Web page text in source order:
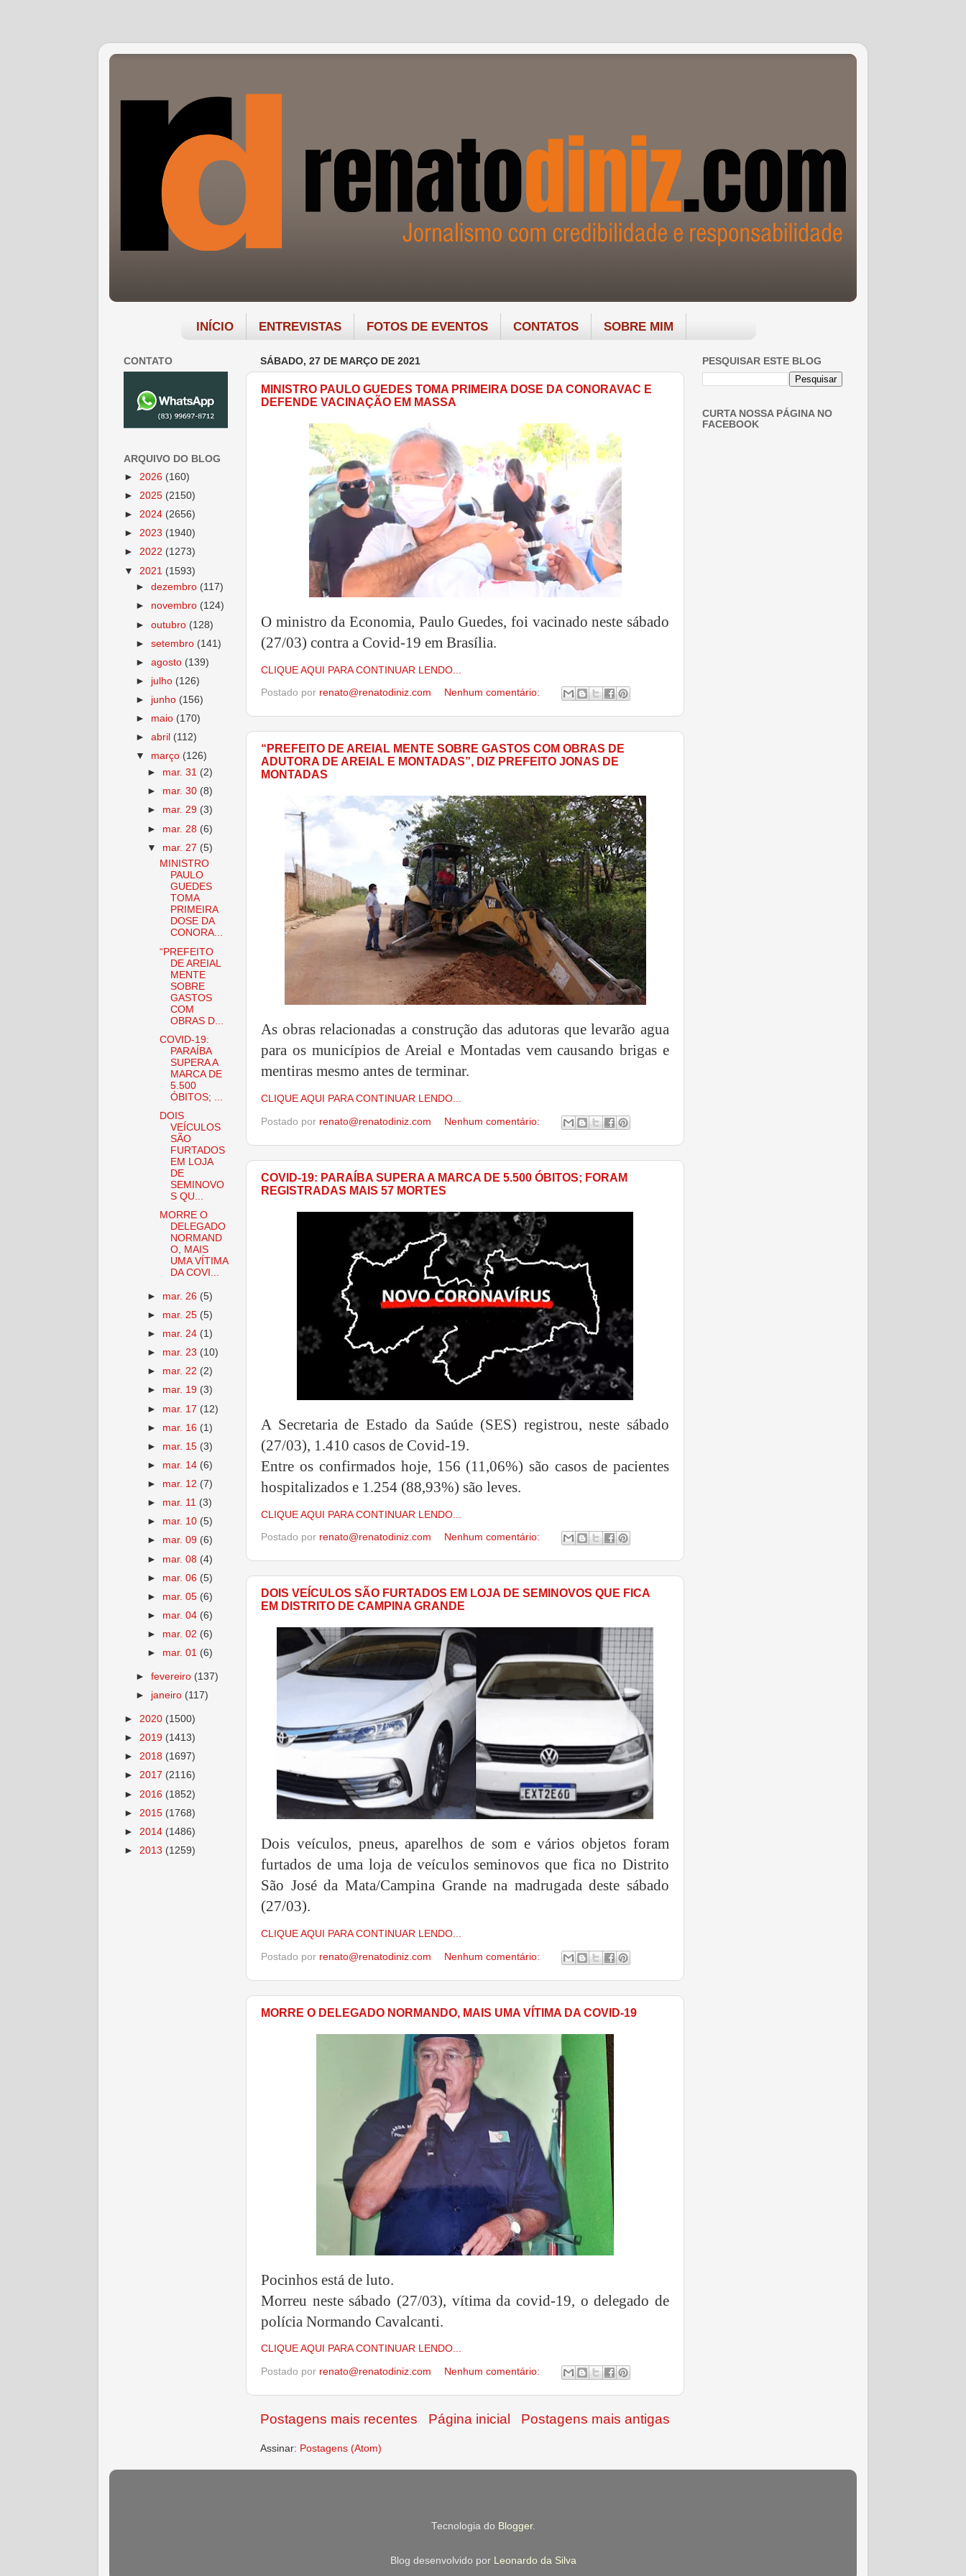
INÍCIO ENTREVISTAS FOTOS DE EVENTOS CONTATOS SOBRE MIM
SÁBADO, 27 DE MARÇO DE 2021
MINISTRO PAULO GUEDES TOMA PRIMEIRA DOSE DA CONORAVAC E
DEFENDE VACINAÇÃO EM MASSA
O ministro da Economia, Paulo Guedes, foi vacinado neste sábado
(27/03) contra a Covid-19 em Brasília.
CLIQUE AQUI PARA CONTINUAR LENDO...
Postado por renato@renatodiniz.com Nenhum comentário:
“PREFEITO DE AREIAL MENTE SOBRE GASTOS COM OBRAS DE
ADUTORA DE AREIAL E MONTADAS”, DIZ PREFEITO JONAS DE
MONTADAS
As obras relacionadas a construção das adutoras que levarão agua
para os municípios de Areial e Montadas vem causando brigas e
mentiras mesmo antes de terminar.
CLIQUE AQUI PARA CONTINUAR LENDO...
Postado por renato@renatodiniz.com Nenhum comentário:
COVID-19: PARAÍBA SUPERA A MARCA DE 5.500 ÓBITOS; FORAM
REGISTRADAS MAIS 57 MORTES
A Secretaria de Estado da Saúde (SES) registrou, neste sábado
(27/03), 1.410 casos de Covid-19.
Entre os confirmados hoje, 156 (11,06%) são casos de pacientes
hospitalizados e 1.254 (88,93%) são leves.
CLIQUE AQUI PARA CONTINUAR LENDO...
Postado por renato@renatodiniz.com Nenhum comentário:
DOIS VEÍCULOS SÃO FURTADOS EM LOJA DE SEMINOVOS QUE FICA
EM DISTRITO DE CAMPINA GRANDE
Dois veículos, pneus, aparelhos de som e vários objetos foram
furtados de uma loja de veículos seminovos que fica no Distrito
São José da Mata/Campina Grande na madrugada deste sábado
(27/03).
CLIQUE AQUI PARA CONTINUAR LENDO...
Postado por renato@renatodiniz.com Nenhum comentário:
MORRE O DELEGADO NORMANDO, MAIS UMA VÍTIMA DA COVID-19
Pocinhos está de luto.
Morreu neste sábado (27/03), vítima da covid-19, o delegado de
polícia Normando Cavalcanti.
CLIQUE AQUI PARA CONTINUAR LENDO...
Postado por renato@renatodiniz.com Nenhum comentário:
Postagens mais recentes Postagens mais antigas
Página inicial
Assinar: Postagens (Atom)
CONTATO
ARQUIVO DO BLOG
► 2026 (160)
► 2025 (2150)
► 2024 (2656)
► 2023 (1940)
► 2022 (1273)
▼ 2021 (1593)
►dezembro (117)
► novembro (124)
►outubro (128)
►setembro (141)
►agosto (139)
► julho (126)
► junho (156)
► maio (170)
►abril (112)
▼ março (126)
► mar. 31 (2)
► mar. 30 (8)
► mar. 29 (3)
► mar. 28 (6)
▼ mar. 27 (5)
MINISTRO
PAULO
GUEDES
TOMA
PRIMEIRA
DOSE DA
CONORA...
“PREFEITO
DE AREIAL
MENTE
SOBRE
GASTOS
COM
OBRAS D...
COVID-19:
PARAÍBA
SUPERA A
MARCA DE
5.500
ÓBITOS; ...
DOIS
VEÍCULOS
SÃO
FURTADOS
EM LOJA
DE
SEMINOVO
S QU...
MORRE O
DELEGADO
NORMAND
O, MAIS
UMA VÍTIMA
DA COVI...
► mar. 26 (5)
► mar. 25 (5)
► mar. 24 (1)
► mar. 23 (10)
► mar. 22 (2)
► mar. 19 (3)
► mar. 17 (12)
► mar. 16 (1)
► mar. 15 (3)
► mar. 14 (6)
► mar. 12 (7)
► mar. 11 (3)
► mar. 10 (5)
► mar. 09 (6)
► mar. 08 (4)
► mar. 06 (5)
► mar. 05 (6)
► mar. 04 (6)
► mar. 02 (6)
► mar. 01 (6)
►fevereiro (137)
► janeiro (117)
► 2020 (1500)
► 2019 (1413)
► 2018 (1697)
► 2017 (2116)
► 2016 (1852)
► 2015 (1768)
► 2014 (1486)
► 2013 (1259)
PESQUISAR ESTE BLOG
CURTA NOSSA PÁGINA NO
FACEBOOK
Tecnologia do Blogger.
Blog desenvolvido por Leonardo da Silva